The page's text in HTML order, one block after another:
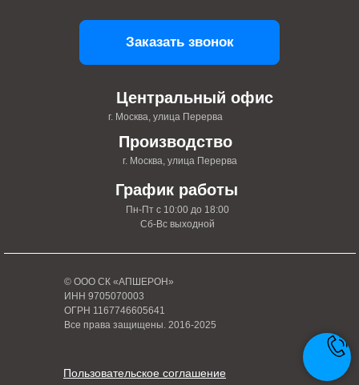
© ООО СК «АПШЕРОН»
ИНН 9705070003
ОГРН 1167746605641
Все права защищены. 2016-2025
Пользовательское соглашение
Центральный офис
г. Москва, улица Перерва
График работы
Пн-Пт с 10:00 до 18:00
Сб-Вс выходной
Производство
г. Москва, улица Перерва
Заказать звонок